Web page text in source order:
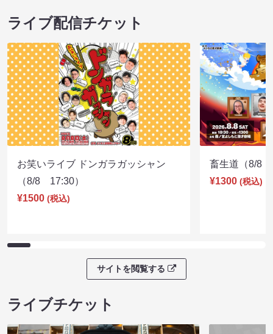
ライブ配信チケット
お笑いライブ ドンガラガッシャン
（8/8 17:30）
¥1500 (税込)
畜生道（8/8
¥1300 (税込)
サイトを閲覧する
ライブチケット